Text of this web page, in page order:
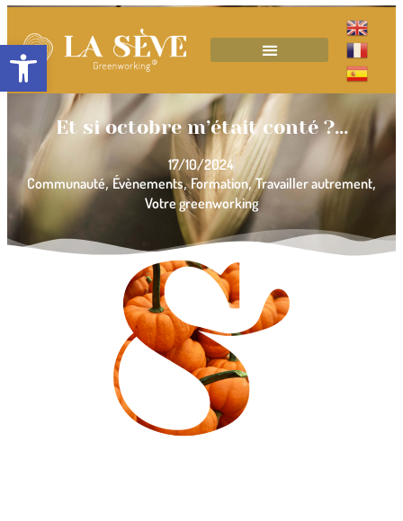
Ouvrir la barre d’outils
Et si octobre m’était conté ?…
17/10/2024
Communauté,Évènements,Formation,Travailler autrement,
Votre greenworking